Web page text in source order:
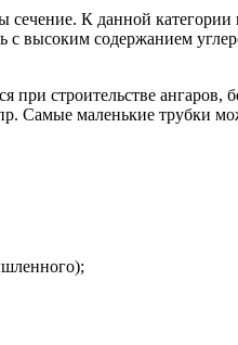
К данной категории
высоким содержанием
строительстве ангаров,
Самые маленькие трубки